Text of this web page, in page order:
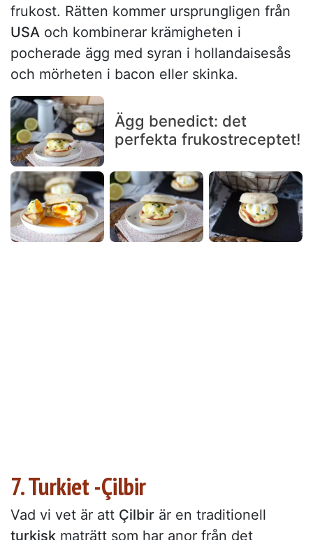
frukost. Rätten kommer ursprungligen från
USA och kombinerar krämigheten i
pocherade ägg med syran i hollandaisesås
och mörheten i bacon eller skinka.
Ägg benedict: det
perfekta frukostreceptet!
7. Turkiet -Çilbir
Vad vi vet är att Çilbir är en traditionell
turkisk maträtt som har anor från det